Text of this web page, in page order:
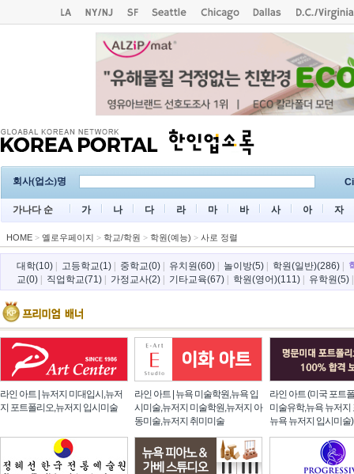
회사(업소)명
가나다 순 가 나 다 라 마 바 사 아 자
HOME > 옐로우페이지 > 학교/학원 > 학원(예능) > 사로 정렬
대학(10) 고등학교(1) 중학교(0) 유치원(60) 놀이방(5) 학원(일반)(286)
교(0)
직업학교(71) 가정교사(2) 기타교육(67) 학원(영어)(111) 유학원(5)
라인 아트 | 뉴저지 미대입시,뉴저
지 포트폴리오,뉴저지 입시미술
라인 아트 | 뉴욕 미술학원,뉴욕 입
시미술,뉴저지 미술학원,뉴저지 아
동미술,뉴저지 취미미술
라인 아트 (미국 포트
미술유학,뉴욕 뉴저지
뉴욕 뉴저지 입시미술)